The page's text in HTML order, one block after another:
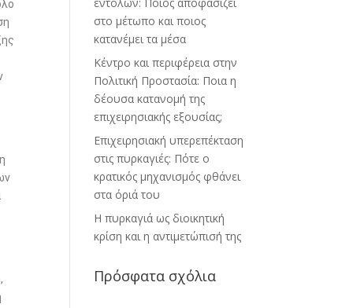
στο μέτωπο και ποιος
κατανέμει τα μέσα
Κέντρο και περιφέρεια στην
Πολιτική Προστασία: Ποια η
δέουσα κατανομή της
επιχειρησιακής εξουσίας;
Επιχειρησιακή υπερεπέκταση
στις πυρκαγιές: Πότε ο
κρατικός μηχανισμός φθάνει
στα όριά του
Η πυρκαγιά ως διοικητική
κρίση και η αντιμετώπισή της
Πρόσφατα σχόλια